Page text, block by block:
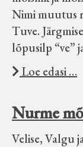
Nimi muutus
Tuve.
lõpusilp “ve”
Loe edasi …
Nurme
Velise, Valgu